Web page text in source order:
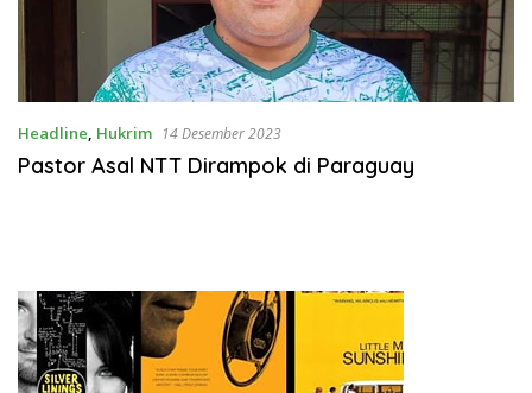
Headline, Hukrim 14 Desember 2023
Pastor Asal NTT Dirampok di Paraguay